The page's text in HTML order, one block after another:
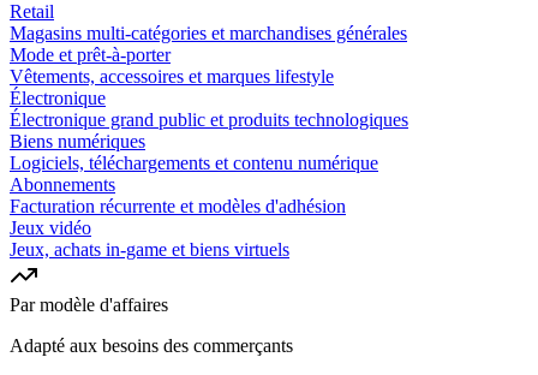
Retail
Magasins multi-catégories et marchandises générales
Mode et prêt-à-porter
Vêtements, accessoires et marques lifestyle
Électronique
Électronique grand public et produits technologiques
Biens numériques
Logiciels, téléchargements et contenu numérique
Abonnements
Facturation récurrente et modèles d'adhésion
Jeux vidéo
Jeux, achats in-game et biens virtuels
Par modèle d'affaires
Adapté aux besoins des commerçants